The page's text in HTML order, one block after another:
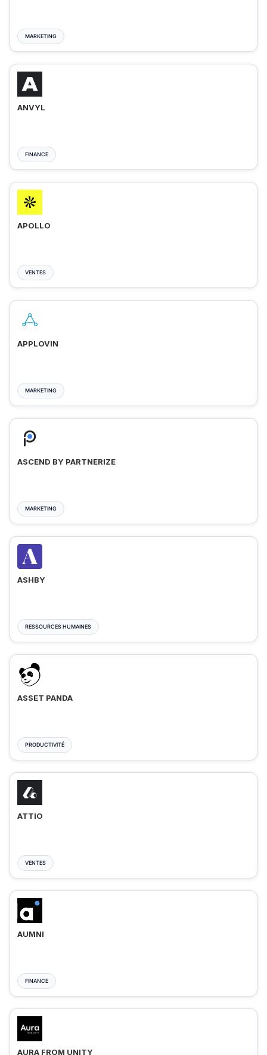
MARKETING
ANVYL
FINANCE
APOLLO
VENTES
APPLOVIN
MARKETING
ASCEND BY PARTNERIZE
MARKETING
ASHBY
RESSOURCES HUMAINES
ASSET PANDA
PRODUCTIVITÉ
ATTIO
VENTES
AUMNI
FINANCE
AURA FROM UNITY